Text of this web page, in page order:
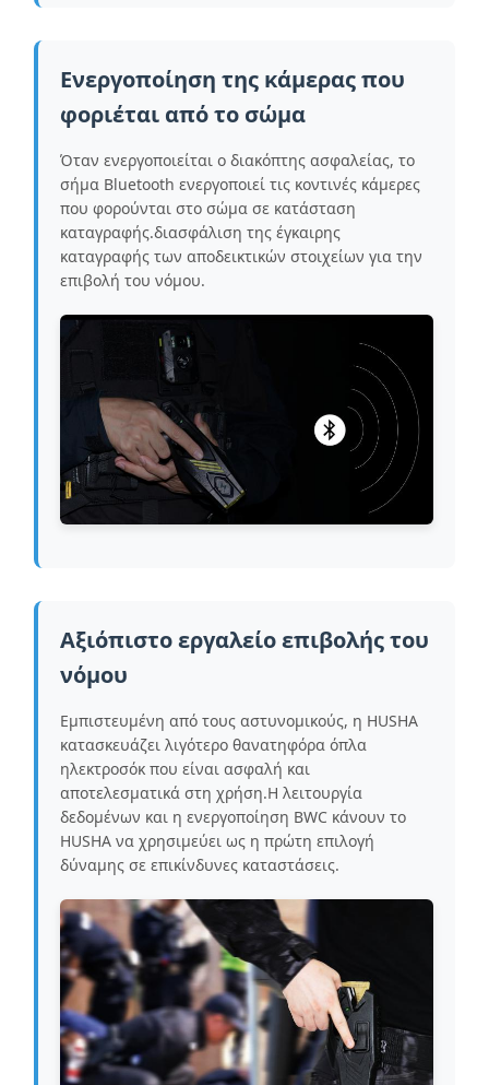
Ενεργοποίηση της κάμερας που
φοριέται από το σώμα
Όταν ενεργοποιείται ο διακόπτης ασφαλείας, το
σήμα Bluetooth ενεργοποιεί τις κοντινές κάμερες
που φορούνται στο σώμα σε κατάσταση
καταγραφής.διασφάλιση της έγκαιρης
καταγραφής των αποδεικτικών στοιχείων για την
επιβολή του νόμου.
Αξιόπιστο εργαλείο επιβολής του
νόμου
Εμπιστευμένη από τους αστυνομικούς, η HUSHA
κατασκευάζει λιγότερο θανατηφόρα όπλα
ηλεκτροσόκ που είναι ασφαλή και
αποτελεσματικά στη χρήση.Η λειτουργία
δεδομένων και η ενεργοποίηση BWC κάνουν το
HUSHA να χρησιμεύει ως η πρώτη επιλογή
δύναμης σε επικίνδυνες καταστάσεις.